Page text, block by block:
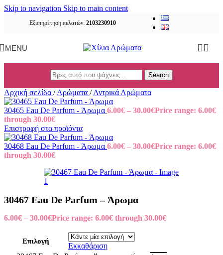
Skip to navigation Skip to main content
Εξυπηρέτηση πελατών: 2103230910
MENU
Search
Αρχική σελίδα / Αρώματα / Αντρικά Αρώματα
30465 Eau De Parfum - Άρωμα 6.00€ – 30.00€Price range: 6.00€
through 30.00€
Επιστροφή στα προϊόντα
30468 Eau De Parfum - Άρωμα 6.00€ – 30.00€Price range: 6.00€
through 30.00€
30467 Eau De Parfum – Άρωμα
6.00€ – 30.00€Price range: 6.00€ through 30.00€
Επιλογή
Εκκαθάριση